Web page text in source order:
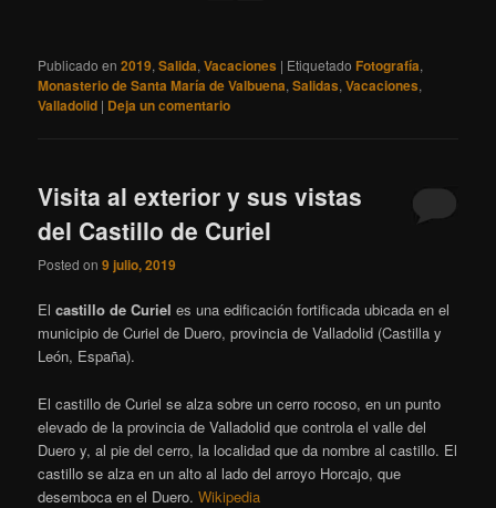
Publicado en 2019,Salida,Vacaciones | Etiquetado Fotografía,
Monasterio de Santa María de Valbuena,Salidas,Vacaciones,
Valladolid | Deja un comentario
Visita al exterior y sus vistas
del Castillo de Curiel
Posted on9 julio, 2019
Elcastillo de Curiel ​ es una edificación fortificada ubicada en el
municipio de Curiel de Duero, provincia de Valladolid (Castilla y
León, España).
El castillo de Curiel se alza sobre un cerro rocoso, en un punto
elevado de la provincia de Valladolid que controla el valle del
Duero y, al pie del cerro, la localidad que da nombre al castillo. El
castillo se alza en un alto al lado del arroyo Horcajo, que
desemboca en el Duero.Wikipedia